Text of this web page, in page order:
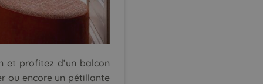
et profitez d’un balcon
ou encore un pétillante